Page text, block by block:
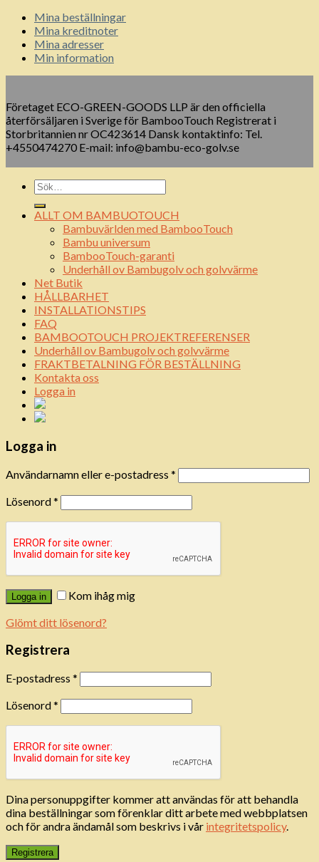
Mina beställningar
Mina kreditnoter
Mina adresser
Min information
Företaget ECO-GREEN-GOODS LLP är den officiella
återförsäljaren i Sverige för BambooTouch Registrerat i
Storbritannien nr OC423614 Dansk kontaktinfo: Tel.
+4550474270 E-mail: info@bambu-eco-golv.se
ALLT OM BAMBUOTOUCH
Bambuvärlden med BambooTouch
Bambu universum
BambooTouch-garanti
Underhåll ov Bambugolv och golvvärme
Net Butik
HÅLLBARHET
INSTALLATIONSTIPS
FAQ
BAMBOOTOUCH PROJEKTREFERENSER
Underhåll ov Bambugolv och golvvärme
FRAKTBETALNING FÖR BESTÄLLNING
Kontakta oss
Logga in
Logga in
Användarnamn eller e-postadress *
Lösenord*
Logga in
Kom ihåg mig
Glömt ditt lösenord?
Registrera
E-postadress *
Lösenord*
Dina personuppgifter kommer att användas för att behandla
dina beställningar som förenklar ditt arbete med webbplatsen
och för andra ändamål som beskrivs i vår integritetspolicy.
Registrera